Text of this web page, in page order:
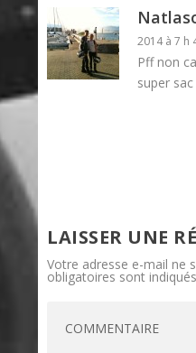
2014 à 7 h
Pff non
super sac
LAISSER UNE
Votre adresse e-mail ne
obligatoires sont